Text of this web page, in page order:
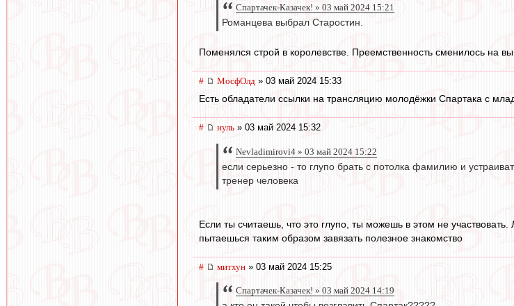
Спартачек-Казачек! » 03 май 2024 15:21
Романцева выбрал Старостин.
Поменялся строй в королевстве. Преемственность сменилось на
# МосфОлд » 03 май 2024 15:33
Есть обладатели ссылки на трансляцию молодёжки Спартака с
# нуль » 03 май 2024 15:32
Nevladimirovi4 » 03 май 2024 15:22
если серьезно - то глупо брать с потолка фамилию и
тренер человека
Если ты считаешь, что это глупо, ты можешь в этом не
пытаешься таким образом завязать полезное знакомство
# митхун » 03 май 2024 15:25
Спартачек-Казачек! » 03 май 2024 14:19